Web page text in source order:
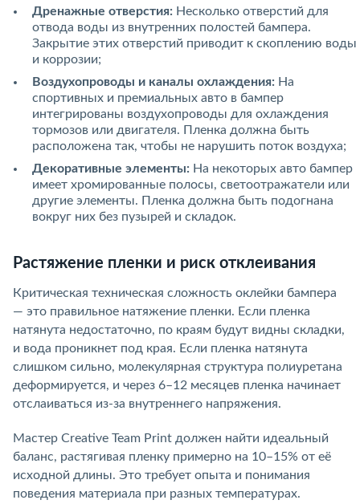
Дренажные отверстия: Несколько отверстий для
отвода воды из внутренних полостей бампера.
Закрытие этих отверстий приводит к скоплению воды
и коррозии;
Воздухопроводы и каналы охлаждения: На
спортивных и премиальных авто в бампер
интегрированы воздухопроводы для охлаждения
тормозов или двигателя. Пленка должна быть
расположена так, чтобы не нарушить поток воздуха;
Декоративные элементы: На некоторых авто бампер
имеет хромированные полосы, светоотражатели или
другие элементы. Пленка должна быть подогнана
вокруг них без пузырей и складок.
Растяжение пленки и риск отклеивания
Критическая техническая сложность оклейки бампера
— это правильное натяжение пленки. Если пленка
натянута недостаточно, по краям будут видны складки,
и вода проникнет под края. Если пленка натянута
слишком сильно, молекулярная структура полиуретана
деформируется, и через 6–12 месяцев пленка начинает
отслаиваться из-за внутреннего напряжения.
Мастер Creative Team Print должен найти идеальный
баланс, растягивая пленку примерно на 10–15% от её
исходной длины. Это требует опыта и понимания
поведения материала при разных температурах.